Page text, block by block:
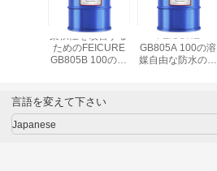
柔軟性を改善する
ためのFEICURE
GB805B 100の低
FEICURE
GB805A 100の溶
媒自由な防水のイ
言語を変えて下さい
Japanese